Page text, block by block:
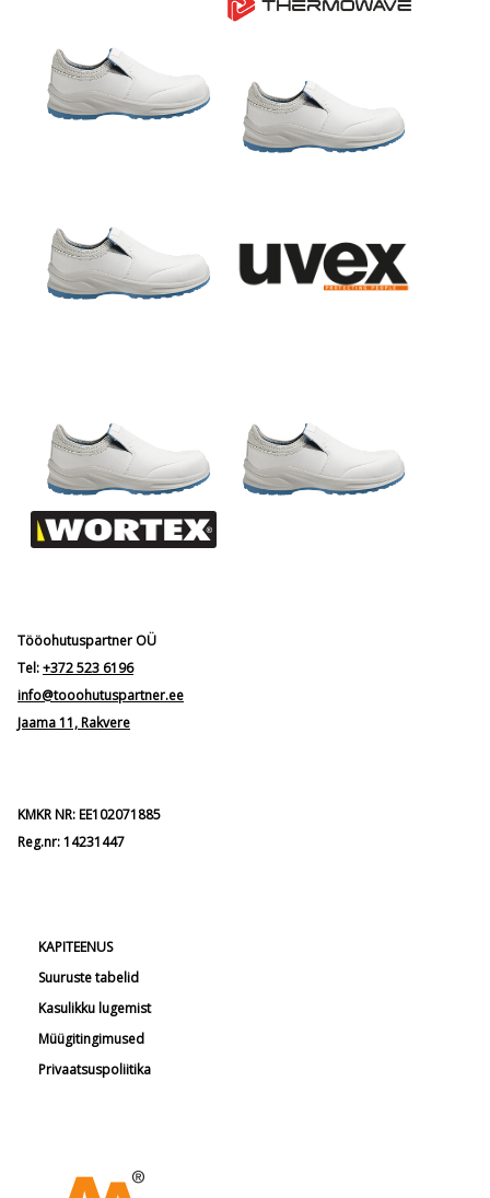
Tööohutuspartner OÜ
Tel:+372 523 6196
info@tooohutuspartner.ee
Jaama 11, Rakvere
KMKR NR: EE102071885
Reg.nr: 14231447
KAPITEENUS
Suuruste tabelid
Kasulikku lugemist
Müügitingimused
Privaatsuspoliitika